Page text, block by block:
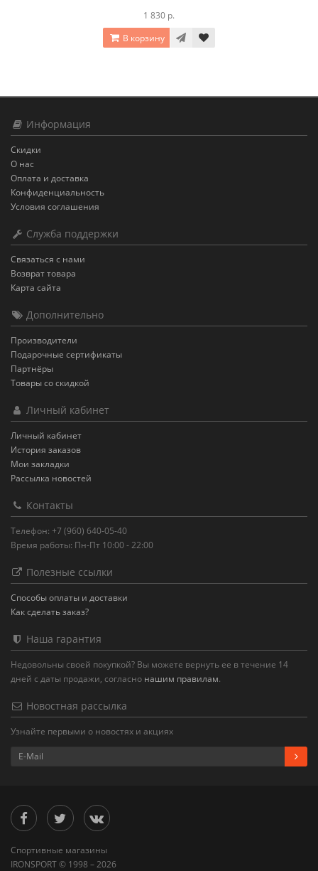
1 830 р.
В корзину
Информация
Скидки
О нас
Оплата и доставка
Конфиденциальность
Условия соглашения
Служба поддержки
Связаться с нами
Возврат товара
Карта сайта
Дополнительно
Производители
Подарочные сертификаты
Партнёры
Товары со скидкой
Личный кабинет
Личный кабинет
История заказов
Мои закладки
Рассылка новостей
Контакты
Телефон: +7 (960) 640-05-40
Время работы: Пн-Пт 10:00 - 22:00
Полезные ссылки
Способы оплаты и доставки
Как сделать заказ?
Наша гарантия
Недовольны своей покупкой? Вы можете вернуть ее в течение 14
дней с даты продажи, согласно нашим правилам.
Новостная рассылка
Узнайте первыми о новостях и акциях
Спортивные магазины
IRONSPORT © 1998 – 2026